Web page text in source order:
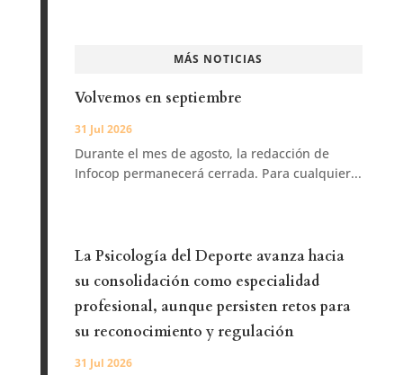
MÁS NOTICIAS
Volvemos en septiembre
31 Jul 2026
Durante el mes de agosto, la redacción de
Infocop permanecerá cerrada. Para cualquier...
La Psicología del Deporte avanza hacia
su consolidación como especialidad
profesional, aunque persisten retos para
su reconocimiento y regulación
31 Jul 2026